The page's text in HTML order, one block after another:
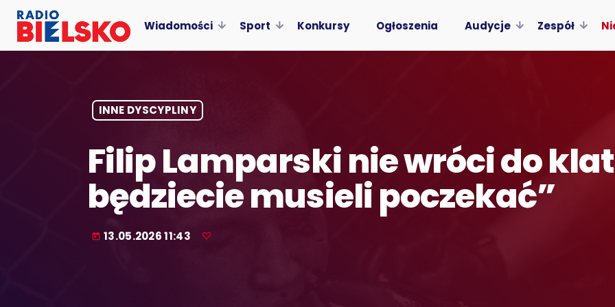
Wiadomości Sport Konkursy Ogłoszenia Audycje Zespół
INNE DYSCYPLINY
Filip Lamparski nie wróci do
będziecie musieli poczekać”
today 13.05.2026 11:43